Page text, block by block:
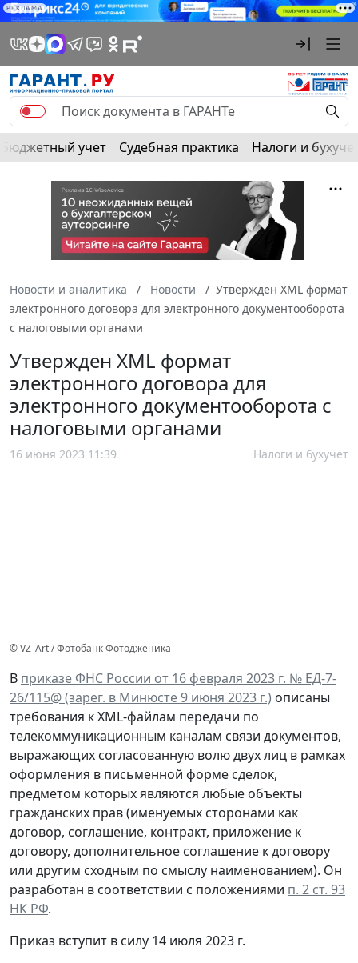
РЕКЛАМА
Бюджетный учет Судебная практика Налоги и
Новости и аналитика Новости
Утвержден XML формат
электронного договора для электронного документооборота
с налоговыми органами
Утвержден XML формат
электронного договора для
электронного документооборота с
налоговыми органами
16 июня 2023 11:39 Налоги и бухучет
© VZ_Art / Фотобанк Фотодженика
В приказе ФНС России от 16 февраля 2023 г. № ЕД-7-
26/115@ (зарег. в Минюсте 9 июня 2023 г.) описаны
требования к XML-файлам передачи по
телекоммуникационным каналам связи документов,
выражающих согласованную волю двух лиц в рамках
оформления в письменной форме сделок,
предметом которых являются любые объекты
гражданских прав (именуемых сторонами как
договор, соглашение, контракт, приложение к
договору, дополнительное соглашение к договору
или другим сходным по смыслу наименованием). Он
разработан в соответствии с положениями п. 2 ст. 93
НК РФ.
Приказ вступит в силу 14 июля 2023 г.